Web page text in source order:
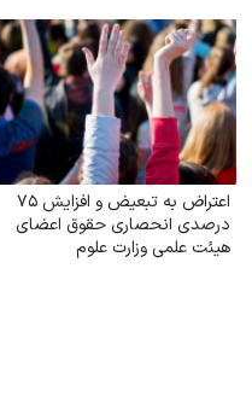
اعتراض به تبعیض و افزایش ۷۵
درصدی انحصاری حقوق اعضای
هیئت علمی وزارت علوم